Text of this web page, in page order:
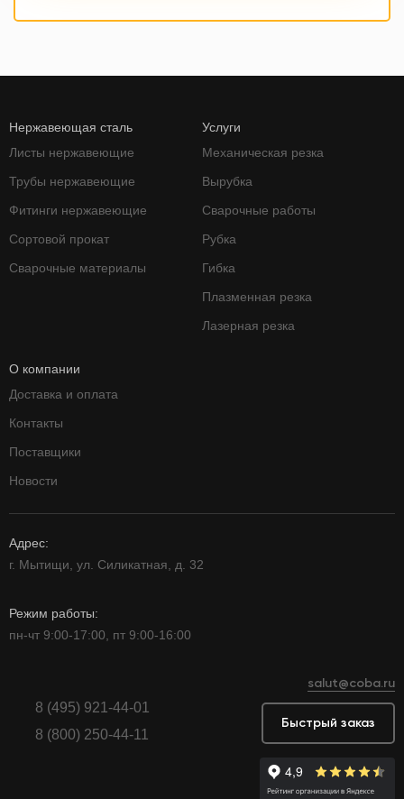
Нержавеющая сталь
Листы нержавеющие
Трубы нержавеющие
Фитинги нержавеющие
Сортовой прокат
Сварочные материалы
Услуги
Механическая резка
Вырубка
Сварочные работы
Рубка
Гибка
Плазменная резка
Лазерная резка
О компании
Доставка и оплата
Контакты
Поставщики
Новости
Адрес:
г. Мытищи, ул. Силикатная, д. 32
Режим работы:
пн-чт 9:00-17:00, пт 9:00-16:00
8 (495) 921-44-01
8 (800) 250-44-11
salut@coba.ru
Быстрый заказ